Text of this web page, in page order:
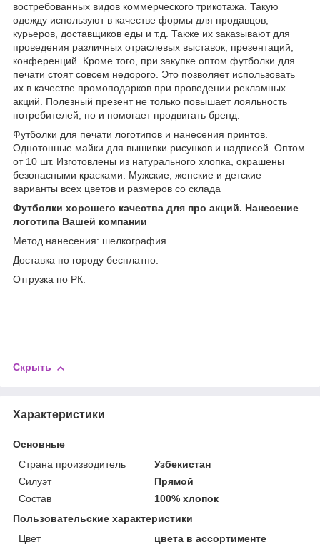
востребованных видов коммерческого трикотажа. Такую
одежду используют в качестве формы для продавцов,
курьеров, доставщиков еды и т.д. Также их заказывают для
проведения различных отраслевых выставок, презентаций,
конференций. Кроме того, при закупке оптом футболки для
печати стоят совсем недорого. Это позволяет использовать
их в качестве промоподарков при проведении рекламных
акций. Полезный презент не только повышает лояльность
потребителей, но и помогает продвигать бренд.
Футболки для печати логотипов и нанесения принтов.
Однотонные майки для вышивки рисунков и надписей. Оптом
от 10 шт. Изготовлены из натурального хлопка, окрашены
безопасными красками. Мужские, женские и детские
варианты всех цветов и размеров со склада
Футболки хорошего качества для про акций. Нанесение
логотипа Вашей компании
Метод нанесения: шелкография
Доставка по городу бесплатно.
Отгрузка по РК.
Скрыть
Характеристики
Основные
Страна производитель
Узбекистан
Силуэт
Прямой
Состав
100% хлопок
Пользовательские характеристики
Цвет
цвета в ассортименте